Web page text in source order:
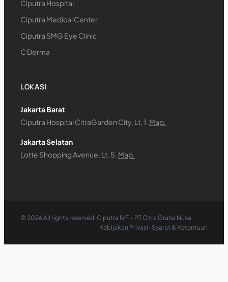
Ciputra Hospital
Ciputra Medical Center
Ciputra SMG Eye Clinic
C Derma
LOKASI
Jakarta Barat
Ciputra Hospital CitraGarden City, Lt. 1. Map.
Jakarta Selatan
Lotte Shopping Avenue, Lt. 5. Map.
© 2026All rights reserved. Ciputra IVF – PT Citra Graha Nusa
Kebijakan Privasi · Syarat & Ketentuan